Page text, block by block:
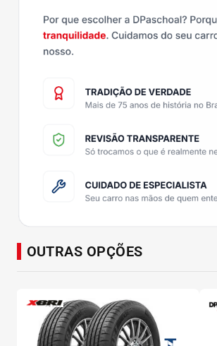
OUTRAS OPÇÕES